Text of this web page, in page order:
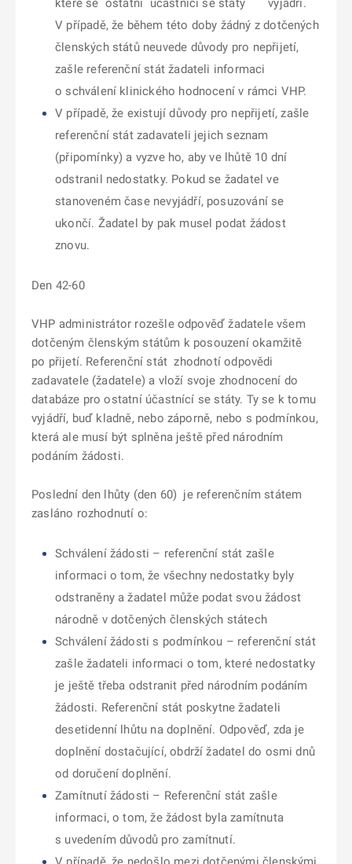
které se ostatní účastnící se státy vyjádří.
V případě, že během této doby žádný z dotčených
členských států neuvede důvody pro nepřijetí,
zašle referenční stát žadateli informaci
o schválení klinického hodnocení v rámci VHP.
V případě, že existují důvody pro nepřijetí, zašle
referenční stát zadavateli jejich seznam
(připomínky) a vyzve ho, aby ve lhůtě 10 dní
odstranil nedostatky. Pokud se žadatel ve
stanoveném čase nevyjádří, posuzování se
ukončí. Žadatel by pak musel podat žádost
znovu.
Den 42-60
VHP administrátor rozešle odpověď žadatele všem
dotčeným členským státům k posouzení okamžitě
po přijetí. Referenční stát zhodnotí odpovědi
zadavatele (žadatele) a vloží svoje zhodnocení do
databáze pro ostatní účastnící se státy. Ty se k tomu
vyjádří, buď kladně, nebo záporně, nebo s podmínkou,
která ale musí být splněna ještě před národním
podáním žádosti.
Poslední den lhůty (den 60) je referenčním státem
zasláno rozhodnutí o:
Schválení žádosti – referenční stát zašle
informaci o tom, že všechny nedostatky byly
odstraněny a žadatel může podat svou žádost
národně v dotčených členských státech
Schválení žádosti s podmínkou – referenční stát
zašle žadateli informaci o tom, které nedostatky
je ještě třeba odstranit před národním podáním
žádosti. Referenční stát poskytne žadateli
desetidenní lhůtu na doplnění. Odpověď, zda je
doplnění dostačující, obdrží žadatel do osmi dnů
od doručení doplnění.
Zamítnutí žádosti – Referenční stát zašle
informaci, o tom, že žádost byla zamítnuta
s uvedením důvodů pro zamítnutí.